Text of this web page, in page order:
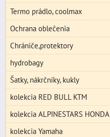
Termo prádlo, coolmax
Ochrana oblečenia
Chrániče,protektory
hydrobagy
Šatky, nákrčníky, kukly
kolekcia RED BULL KTM
kolekcia ALPINESTARS HONDA
kolekcia Yamaha